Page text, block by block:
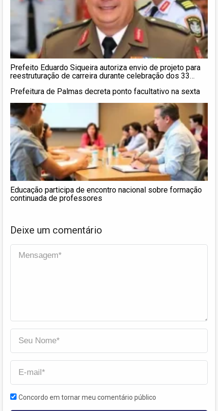
Prefeito Eduardo Siqueira autoriza envio de projeto para
reestruturação de carreira durante celebração dos 33
Prefeitura de Palmas decreta ponto facultativo na sexta
Educação participa de encontro nacional sobre formação
continuada de professores
Deixe um comentário
Concordo em tornar meu comentário público